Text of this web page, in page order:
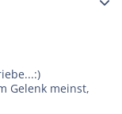
Gelenk meinst,